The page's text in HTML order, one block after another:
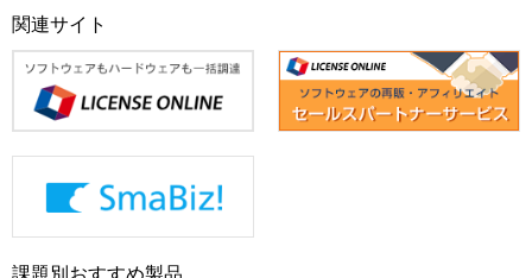
関連サイト